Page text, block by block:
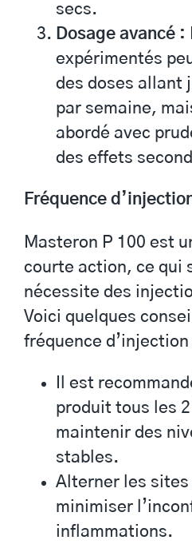
secs.
Dosage avancé :
expérimentés
des doses allant
par semaine,
abordé avec
des effets
Fréquence
Masteron P 100 est
courte action, ce qui
nécessite des
Voici quelques
fréquence d’injection
Il est
produit tous les
maintenir des
stables.
Alterner les sites
minimiser
inflammations.